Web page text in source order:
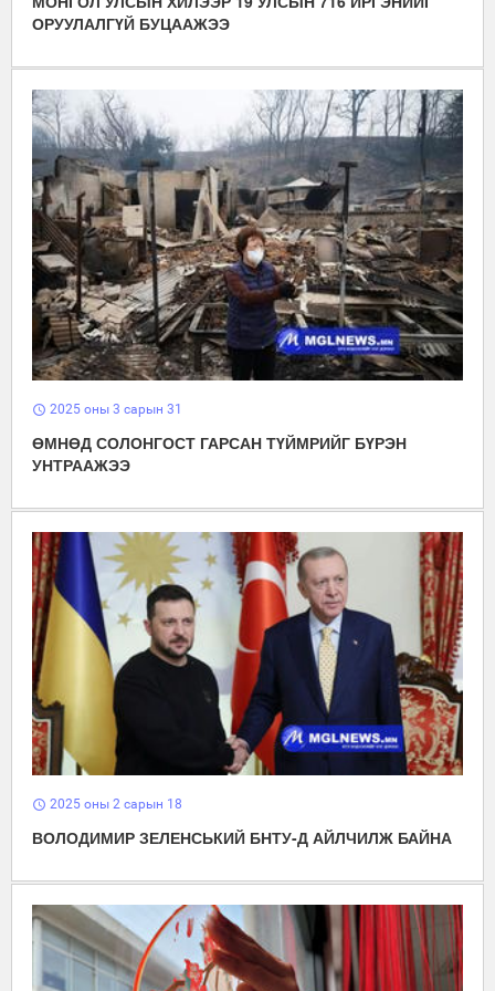
ОРУУЛАЛГҮЙ БУЦААЖЭЭ
schedule 2025 оны 3 сарын 31
ӨМНӨД СОЛОНГОСТ ГАРСАН ТҮЙМРИЙГ БҮРЭН
УНТРААЖЭЭ
schedule 2025 оны 2 сарын 18
ВОЛОДИМИР ЗЕЛЕНСЬКИЙ БНТУ-Д АЙЛЧИЛЖ БАЙНА